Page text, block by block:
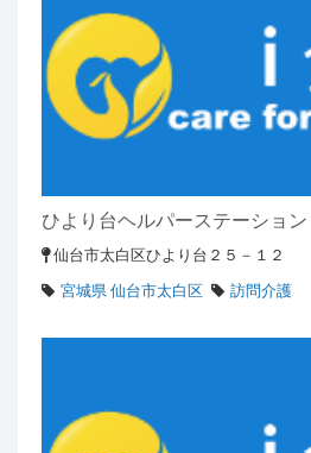
ひより台ヘルパーステーショ
仙台市太白区ひより台２５－１２
宮城県 仙台市太白区
訪問介護